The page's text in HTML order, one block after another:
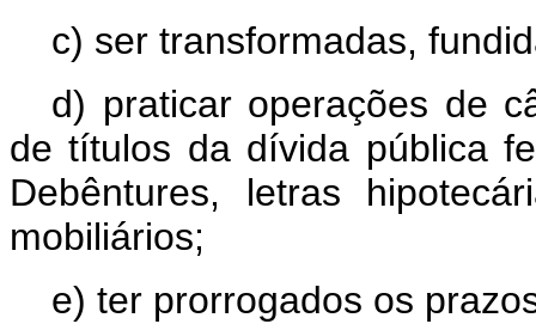
c) ser transformadas,
d) praticar operações de
de títulos da dívida pública
Debêntures, letras
mobiliários;
e) ter prorrogados os